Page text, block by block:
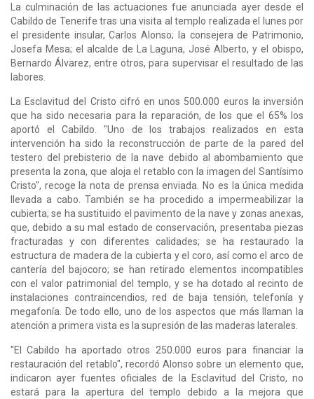
La culminación de las actuaciones fue anunciada ayer desde el
Cabildo de Tenerife tras una visita al templo realizada el lunes por
el presidente insular, Carlos Alonso; la consejera de Patrimonio,
Josefa Mesa; el alcalde de La Laguna, José Alberto, y el obispo,
Bernardo Álvarez, entre otros, para supervisar el resultado de las
labores.
La Esclavitud del Cristo cifró en unos 500.000 euros la inversión
que ha sido necesaria para la reparación, de los que el 65% los
aportó el Cabildo. "Uno de los trabajos realizados en esta
intervención ha sido la reconstrucción de parte de la pared del
testero del prebisterio de la nave debido al abombamiento que
presenta la zona, que aloja el retablo con la imagen del Santísimo
Cristo", recoge la nota de prensa enviada. No es la única medida
llevada a cabo. También se ha procedido a impermeabilizar la
cubierta; se ha sustituido el pavimento de la nave y zonas anexas,
que, debido a su mal estado de conservación, presentaba piezas
fracturadas y con diferentes calidades; se ha restaurado la
estructura de madera de la cubierta y el coro, así como el arco de
cantería del bajocoro; se han retirado elementos incompatibles
con el valor patrimonial del templo, y se ha dotado al recinto de
instalaciones contraincendios, red de baja tensión, telefonía y
megafonía. De todo ello, uno de los aspectos que más llaman la
atención a primera vista es la supresión de las maderas laterales.
"El Cabildo ha aportado otros 250.000 euros para financiar la
restauración del retablo", recordó Alonso sobre un elemento que,
indicaron ayer fuentes oficiales de la Esclavitud del Cristo, no
estará para la apertura del templo debido a la mejora que